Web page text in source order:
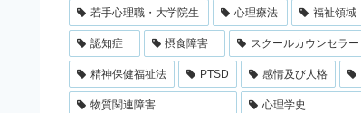
若手心理職・大学院生 心理療法 福祉領域
認知症 摂食障害 スクールカウンセラー
精神保健福祉法 PTSD 感情及び人格
物質関連障害 心理学史